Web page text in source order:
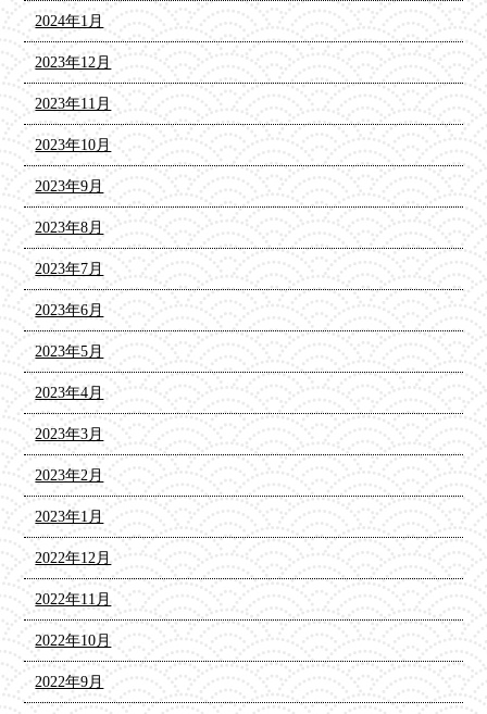
2024年1月
2023年12月
2023年11月
2023年10月
2023年9月
2023年8月
2023年7月
2023年6月
2023年5月
2023年4月
2023年3月
2023年2月
2023年1月
2022年12月
2022年11月
2022年10月
2022年9月